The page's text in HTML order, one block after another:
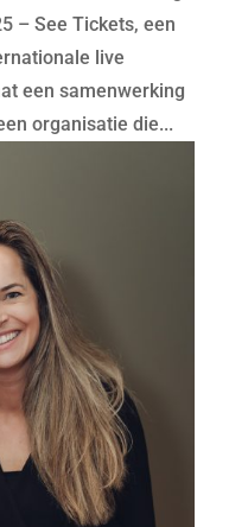
– See Tickets, een
live
een samenwerking
organisatie die...